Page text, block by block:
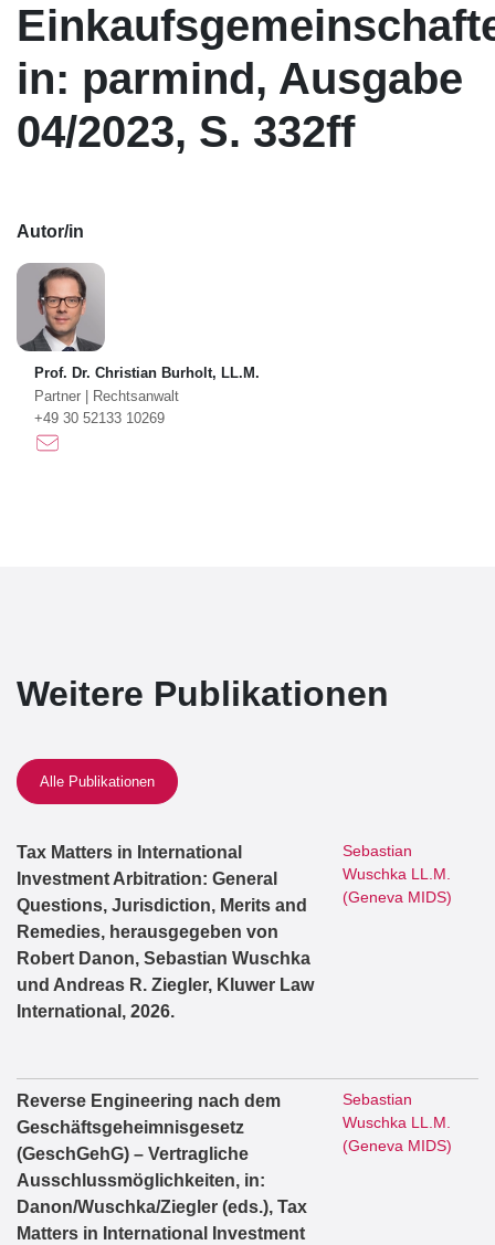
in: parmind, Ausgabe
04/2023, S. 332ff
Autor/in
Prof. Dr. Christian Burholt, LL.M.
Partner
Rechtsanwalt
+49 30 52133 10269
Weitere Publikationen
Alle Publikationen
Tax Matters in International
Investment Arbitration: General
Questions, Jurisdiction, Merits and
Remedies, herausgegeben von
Robert Danon, Sebastian Wuschka
und Andreas R. Ziegler, Kluwer Law
International, 2026.
Sebastian
Wuschka LL.M.
(Geneva MIDS)
Reverse Engineering nach dem
Geschäftsgeheimnisgesetz
(GeschGehG) – Vertragliche
Ausschlussmöglichkeiten, in:
Danon/Wuschka/Ziegler (eds.), Tax
Matters in International Investment
Sebastian
Wuschka LL.M.
(Geneva MIDS)